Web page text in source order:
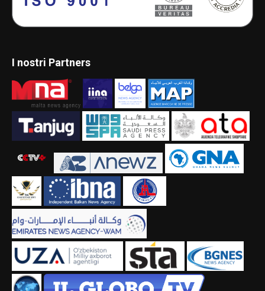
I nostri Partners